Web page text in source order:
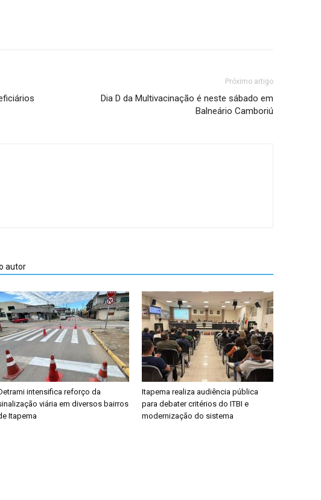
Próximo artigo
Dia D da Multivacinação é neste sábado em
Balneário Camboriú
autor
intensifica reforço da
viária em diversos bairros
Itapema
Itapema realiza audiência pública
para debater critérios do ITBI e
modernização do sistema